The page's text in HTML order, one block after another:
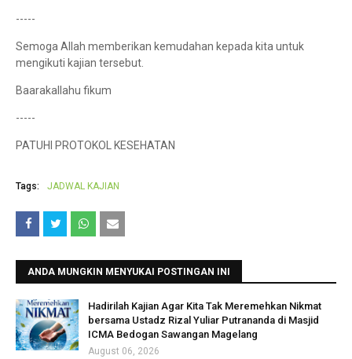
-----
Semoga Allah memberikan kemudahan kepada kita untuk
mengikuti kajian tersebut.
Baarakallahu fikum
-----
PATUHI PROTOKOL KESEHATAN
Tags: JADWAL KAJIAN
ANDA MUNGKIN MENYUKAI POSTINGAN INI
Hadirilah Kajian Agar Kita Tak Meremehkan Nikmat
bersama Ustadz Rizal Yuliar Putrananda di Masjid
ICMA Bedogan Sawangan Magelang
August 06, 2026